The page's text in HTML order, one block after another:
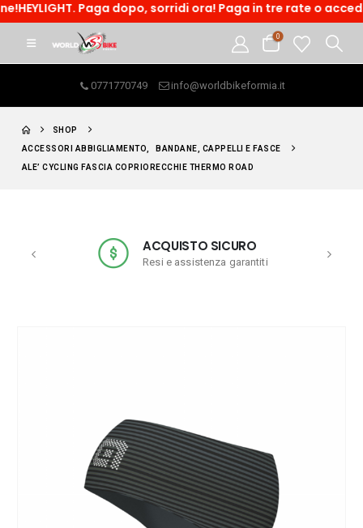
Paga dopo, sorridi ora! Paga in tre rate o
0
0771770749 info@worldbikeformia.it
SHOP
ACCESSORI ABBIGLIAMENTO BANDANE, CAPPELLI E FASCE
ALE’ CYCLING FASCIA COPRIORECCHIE THERMO ROAD
ACQUISTO SICURO
Resi e assistenza garantiti